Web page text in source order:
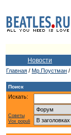
Новости
Главная / Мр.Поустман /
Поиск
Искать:
Советы
Vox populi